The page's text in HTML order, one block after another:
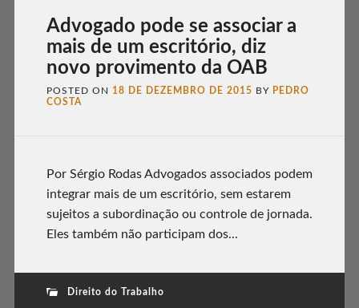
Advogado pode se associar a
mais de um escritório, diz
novo provimento da OAB
POSTED ON 18 DE DEZEMBRO DE 2015 BY PEDRO
COSTA
Por Sérgio Rodas Advogados associados podem
integrar mais de um escritório, sem estarem
sujeitos a subordinação ou controle de jornada.
Eles também não participam dos...
Direito do Trabalho